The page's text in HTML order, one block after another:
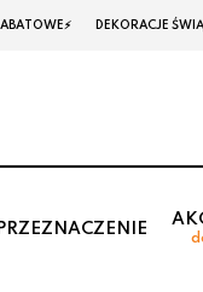
DEKORACJE
PRZEZNACZENIE